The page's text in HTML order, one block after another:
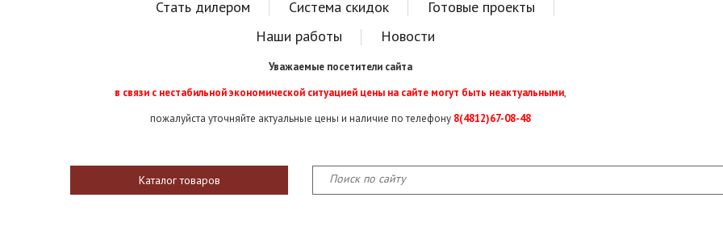
Стать дилером
Система скидок
Готовые проекты
Наши работы
Новости
Уважаемые посетители сайта
в связи с нестабильной экономической ситуацией цены на сайте могут быть неактуальными,
пожалуйста уточняйте актуальные цены и наличие по телефону 8(4812)67-08-48
Каталог товаров